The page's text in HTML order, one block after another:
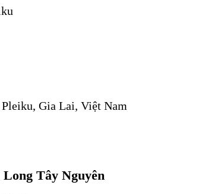
Gia Lai, Việt Nam
Tây Nguyên